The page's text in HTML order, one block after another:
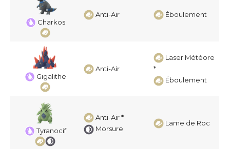
Charkos
Anti-Air Éboulement
Gigalithe
Anti-Air
Laser Météore
*
Éboulement
Tyranocif
Anti-Air *
Morsure
Lame de Roc